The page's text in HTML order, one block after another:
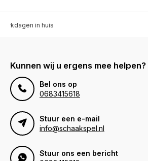
toevoeging zijn voor in uw kantoor of
schaakborden zijn ieder uniek en zijn
in huis
Kunnen wij u ergens mee helpen?
Bel ons op
0683415618
Stuur een e-mail
info@schaakspel.nl
Stuur ons een bericht